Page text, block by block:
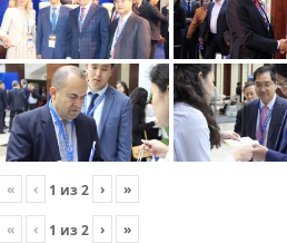
« ‹ 1 из 2 › »
« ‹ 1 из 2 › »